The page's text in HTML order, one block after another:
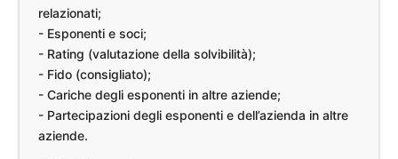
relazionati;
- Esponenti e soci;
- Rating (valutazione della solvibilità);
- Fido (consigliato);
- Cariche degli esponenti in altre aziende;
- Partecipazioni degli esponenti e dell’azienda in altre
aziende.